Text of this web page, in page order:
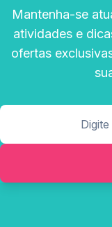
Mantenha-se
atividades e
ofertas